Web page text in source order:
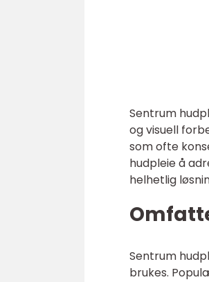
Sentrum
og visuell
som ofte
hudpleie å
helhetlig
Sentrum
brukes.